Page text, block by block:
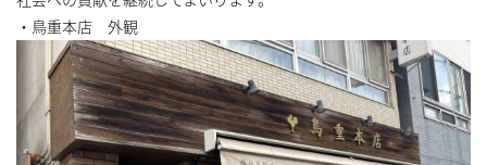
・鳥重本店 外観